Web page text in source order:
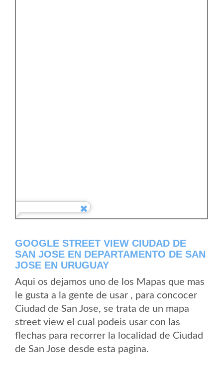
GOOGLE STREET VIEW CIUDAD DE
SAN JOSE EN DEPARTAMENTO DE SAN
JOSE EN URUGUAY
Aqui os dejamos uno de los Mapas que mas
le gusta a la gente de usar , para concocer
Ciudad de San Jose, se trata de un mapa
street view el cual podeis usar con las
flechas para recorrer la localidad de Ciudad
de San Jose desde esta pagina.